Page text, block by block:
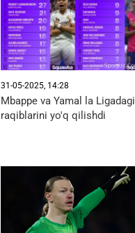
31-05-2025, 14:28
Mbappe va Yamal la Ligadagi
raqiblarini yo'q qilishdi